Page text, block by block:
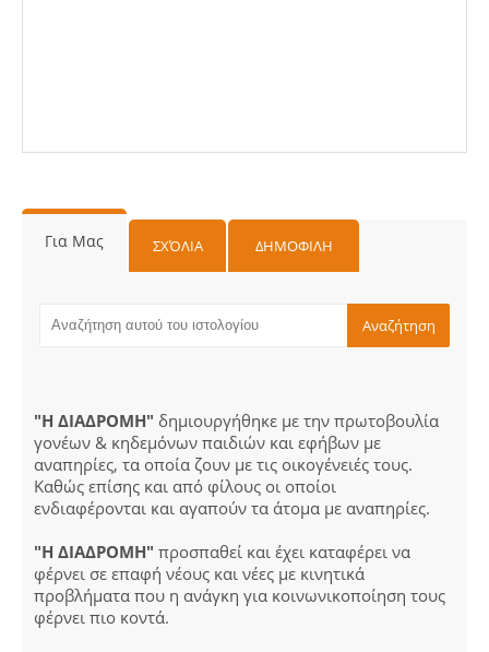
Για Μας ΣΧΌΛΙΑ ΔΗΜΟΦΙΛΗ
"Η ΔΙΑΔΡΟΜΗ" δημιουργήθηκε με την πρωτοβουλία
γονέων & κηδεμόνων παιδιών και εφήβων με
αναπηρίες, τα οποία ζουν με τις οικογένειές τους.
Καθώς επίσης και από φίλους οι οποίοι
ενδιαφέρονται και αγαπούν τα άτομα με αναπηρίες.
"Η ΔΙΑΔΡΟΜΗ" προσπαθεί και έχει καταφέρει να
φέρνει σε επαφή νέους και νέες με κινητικά
προβλήματα που η ανάγκη για κοινωνικοποίηση τους
φέρνει πιο κοντά.